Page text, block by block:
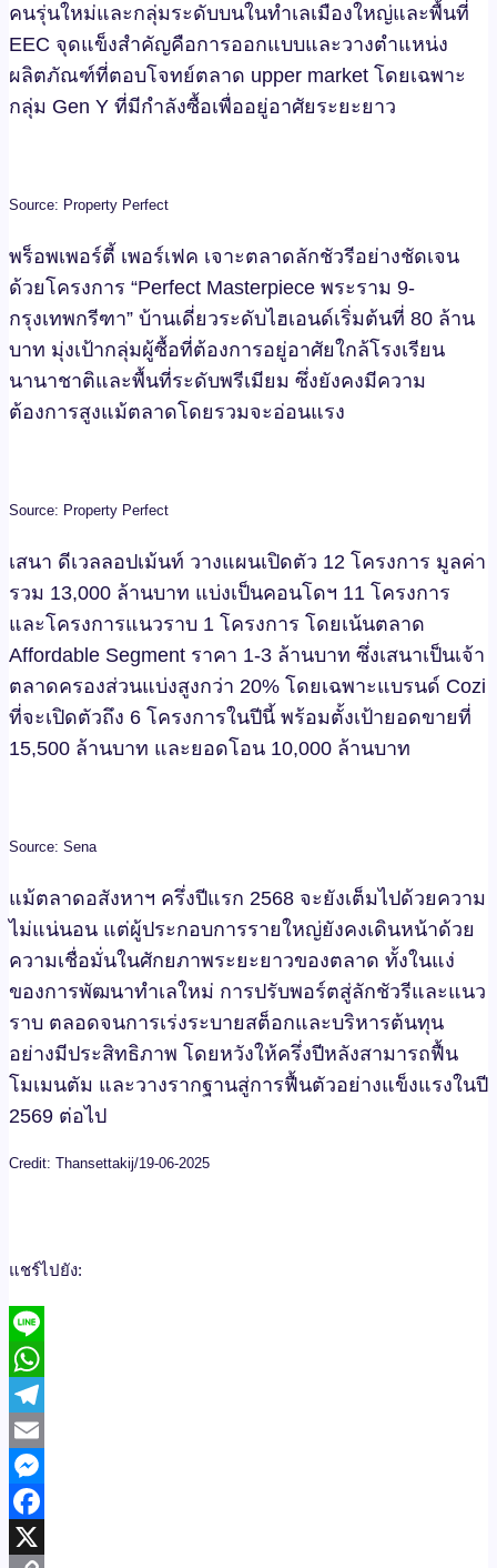
คนรุ่นใหม่และกลุ่มระดับบนในทำเลเมืองใหญ่และพื้นที่
EEC จุดแข็งสำคัญคือการออกแบบและวางตำแหน่ง
ผลิตภัณฑ์ที่ตอบโจทย์ตลาด upper market โดยเฉพาะ
กลุ่ม Gen Y ที่มีกำลังซื้อเพื่ออยู่อาศัยระยะยาว
Source: Property Perfect
พร็อพเพอร์ตี้ เพอร์เฟค เจาะตลาดลักชัวรีอย่างชัดเจน
ด้วยโครงการ “Perfect Masterpiece พระราม 9-
กรุงเทพกรีฑา” บ้านเดี่ยวระดับไฮเอนด์เริ่มต้นที่ 80 ล้าน
บาท มุ่งเป้ากลุ่มผู้ซื้อที่ต้องการอยู่อาศัยใกล้โรงเรียน
นานาชาติและพื้นที่ระดับพรีเมียม ซึ่งยังคงมีความ
ต้องการสูงแม้ตลาดโดยรวมจะอ่อนแรง
Source: Property Perfect
เสนา ดีเวลลอปเม้นท์ วางแผนเปิดตัว 12 โครงการ มูลค่า
รวม 13,000 ล้านบาท แบ่งเป็นคอนโดฯ 11 โครงการ
และโครงการแนวราบ 1 โครงการ โดยเน้นตลาด
Affordable Segment ราคา 1-3 ล้านบาท ซึ่งเสนาเป็นเจ้า
ตลาดครองส่วนแบ่งสูงกว่า 20% โดยเฉพาะแบรนด์ Cozi
ที่จะเปิดตัวถึง 6 โครงการในปีนี้ พร้อมตั้งเป้ายอดขายที่
15,500 ล้านบาท และยอดโอน 10,000 ล้านบาท
Source: Sena
แม้ตลาดอสังหาฯ ครึ่งปีแรก 2568 จะยังเต็มไปด้วยความ
ไม่แน่นอน แต่ผู้ประกอบการรายใหญ่ยังคงเดินหน้าด้วย
ความเชื่อมั่นในศักยภาพระยะยาวของตลาด ทั้งในแง่
ของการพัฒนาทำเลใหม่ การปรับพอร์ตสู่ลักชัวรีและแนว
ราบ ตลอดจนการเร่งระบายสต็อกและบริหารต้นทุน
อย่างมีประสิทธิภาพ โดยหวังให้ครึ่งปีหลังสามารถฟื้น
โมเมนตัม และวางรากฐานสู่การฟื้นตัวอย่างแข็งแรงในปี
2569 ต่อไป
Credit: Thansettakij/19-06-2025
แชร์ไปยัง:
Line
WhatsApp
Telegram
Email
Messenger
Facebook